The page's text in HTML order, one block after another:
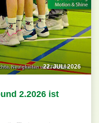
22. JULI 2026
2.2026 ist